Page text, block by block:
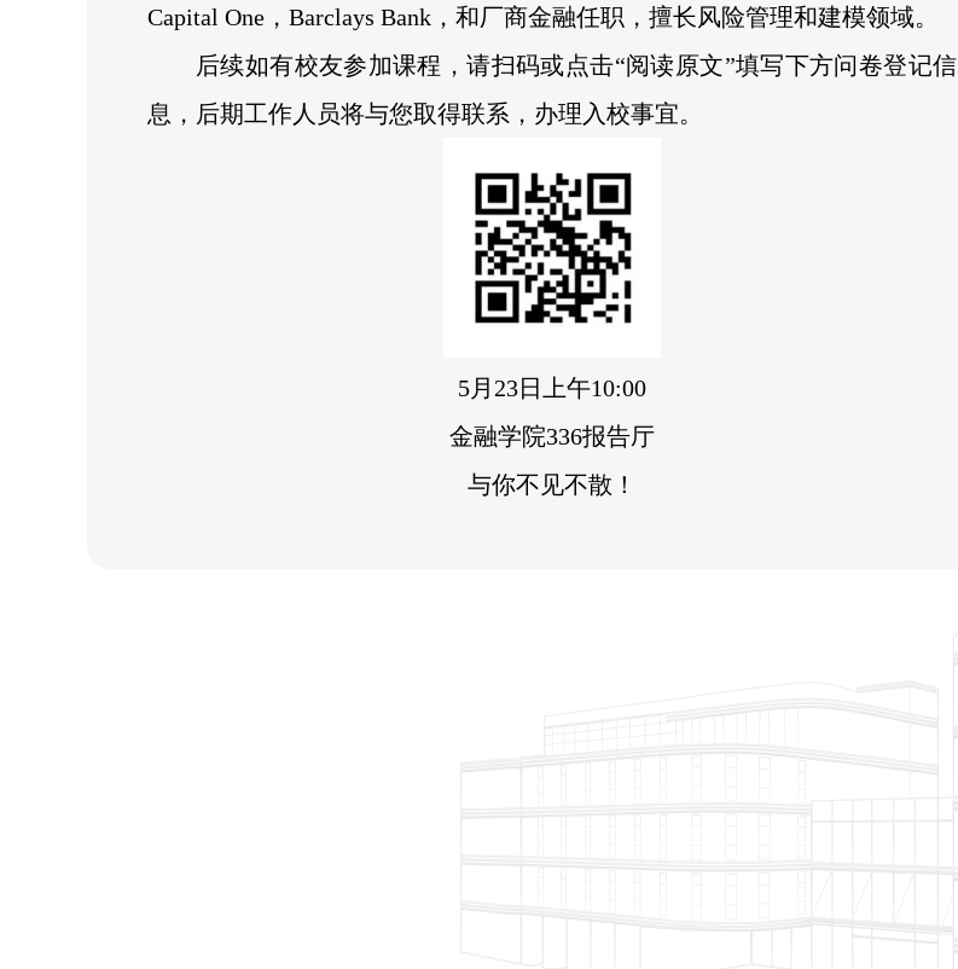
Capital One，Barclays Bank，和厂商金融任职，擅长风险管理和建模领域。
后续如有校友参加课程，请扫码或点击“阅读原文”填写下方问卷登记信
息，后期工作人员将与您取得联系，办理入校事宜。
5月23日上午10:00
金融学院336报告厅
与你不见不散！